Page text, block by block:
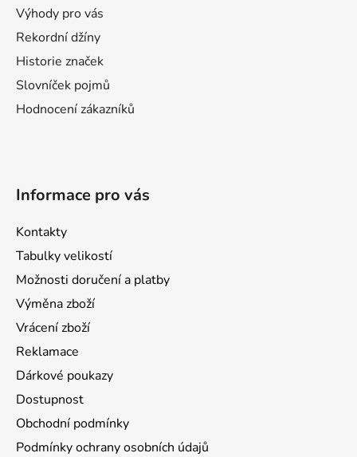
Výhody pro vás
Rekordní džíny
Historie značek
Slovníček pojmů
Hodnocení zákazníků
Informace pro vás
Kontakty
Tabulky velikostí
Možnosti doručení a platby
Výměna zboží
Vrácení zboží
Reklamace
Dárkové poukazy
Dostupnost
Obchodní podmínky
Podmínky ochrany osobních údajů